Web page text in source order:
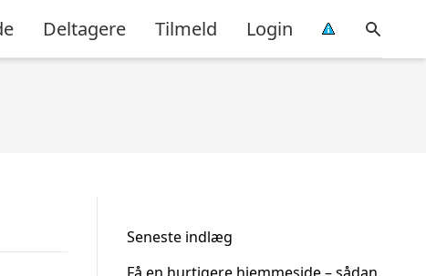
Deltagere Tilmeld Login
Seneste indlæg